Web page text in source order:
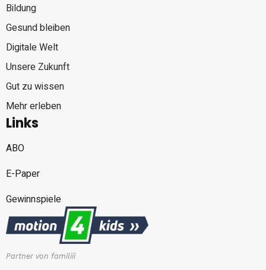
Bildung
Gesund bleiben
Digitale Welt
Unsere Zukunft
Gut zu wissen
Mehr erleben
Links
ABO
E-Paper
Gewinnspiele
Partner von familiii